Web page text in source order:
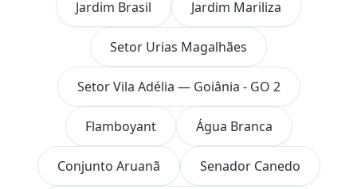
Jardim Brasil Jardim Mariliza
Setor Urias Magalhães
Setor Vila Adélia — Goiânia - GO 2
Flamboyant Água Branca
Conjunto Aruanã Senador Canedo